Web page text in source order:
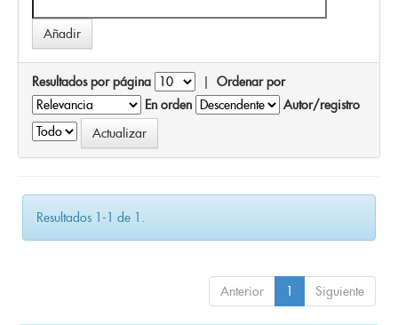
Resultados por página | Ordenar por
En orden
Autor/registro
Resultados 1-1 de 1.
Anterior 1 Siguiente